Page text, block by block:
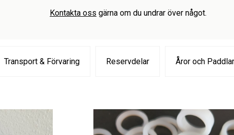
Kontakta oss gärna om du undrar över något.
Transport & Förvaring Reservdelar Åror och Paddlar